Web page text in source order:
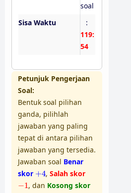
soal
Sisa Waktu
:
119:
53
Petunjuk Pengerjaan
Soal:
Bentuk soal pilihan
ganda, pilihlah
jawaban yang paling
tepat di antara pilihan
jawaban yang tersedia.
Jawaban soal Benar
skor +4
+ 4, Salah skor
−1
1 , dan Kosong skor